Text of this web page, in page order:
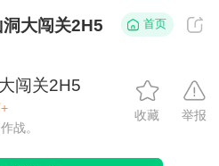
洞大闯关2H5 首页
闯关2H5
战。
收藏 举报